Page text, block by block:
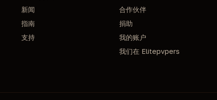
新闻
指南
支持
合作伙伴
捐助
我的账户
我们在 Elitepvpers